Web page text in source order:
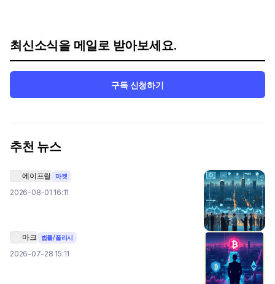
최신소식을 메일로 받아보세요.
구독 신청하기
추천 뉴스
에이프릴 마켓
2026-08-01 16:11
마크 법률/폴리시
2026-07-28 15:11